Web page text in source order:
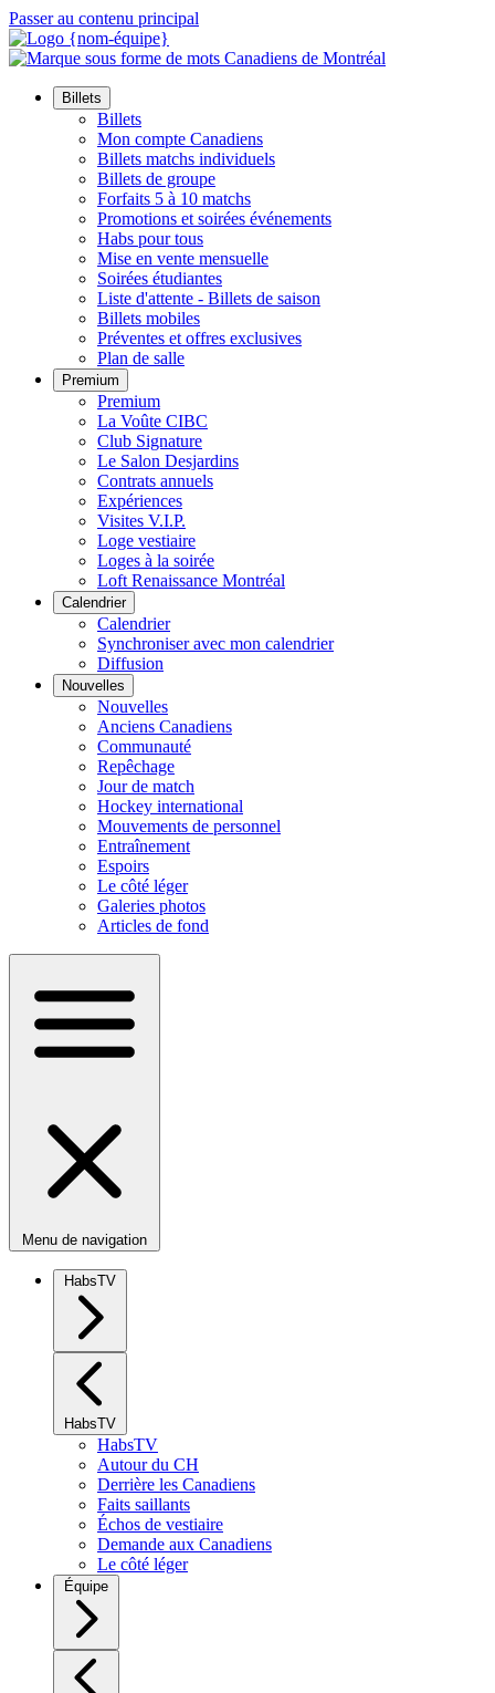
Passer au contenu principal
Billets
Billets
Mon compte Canadiens
Billets matchs individuels
Billets de groupe
Forfaits 5 à 10 matchs
Promotions et soirées événements
Habs pour tous
Mise en vente mensuelle
Soirées étudiantes
Liste d'attente - Billets de saison
Billets mobiles
Préventes et offres exclusives
Plan de salle
Premium
Premium
La Voûte CIBC
Club Signature
Le Salon Desjardins
Contrats annuels
Expériences
Visites V.I.P.
Loge vestiaire
Loges à la soirée
Loft Renaissance Montréal
Calendrier
Calendrier
Synchroniser avec mon calendrier
Diffusion
Nouvelles
Nouvelles
Anciens Canadiens
Communauté
Repêchage
Jour de match
Hockey international
Mouvements de personnel
Entraînement
Espoirs
Le côté léger
Galeries photos
Articles de fond
Menu de navigation
HabsTV
HabsTV
HabsTV
Autour du CH
Derrière les Canadiens
Faits saillants
Échos de vestiaire
Demande aux Canadiens
Le côté léger
Équipe